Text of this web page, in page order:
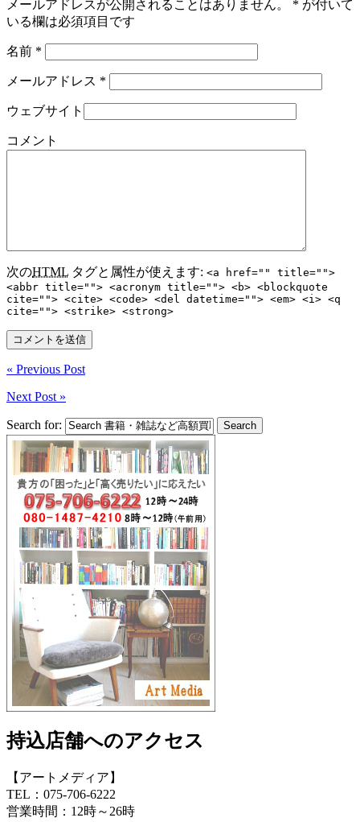
メールアドレスが公開されることはありません。 * が付いて
いる欄は必須項目です
名前 *
メールアドレス *
ウェブサイト
コメント
次のHTML タグと属性が使えます: <a href="" title="">
<abbr title=""> <acronym title=""> <b> <blockquote
cite=""> <cite> <code> <del datetime=""> <em> <i> <q
cite=""> <strike> <strong>
« Previous Post
Next Post »
Search for:
持込店舗へのアクセス
【アートメディア】
TEL：075-706-6222
営業時間：12時～26時